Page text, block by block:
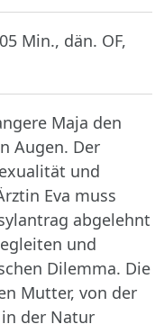
Min., dän. OF,
Maja den
Augen. Der
und
Eva muss
abgelehnt
und
Dilemma. Die
Mutter, von der
der Natur